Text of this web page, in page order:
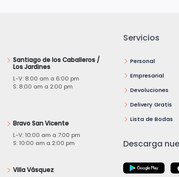
Santiago de los Caballeros /
Los Jardines
L-V: 8:00 am a 6:00 pm
S: 8:00 am a 2:00 pm
Bravo San Vicente
L-V: 10:00 am a 7:00 pm
S: 10:00 am a 2:00 pm
Villa Vásquez
Servicios
Personal
Empresarial
Devoluciones
Delivery Gratis
Lista de Bodas
Descarga